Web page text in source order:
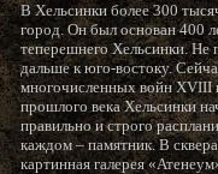
В Хельсинки более 300
город. Он был основан 400
теперешнего Хельсинки. Не
дальше к юго-востоку.
многочисленных войн XVIII
прошлого века Хельсинки
правильно и строго
каждом – памятник. В
картинная галерея